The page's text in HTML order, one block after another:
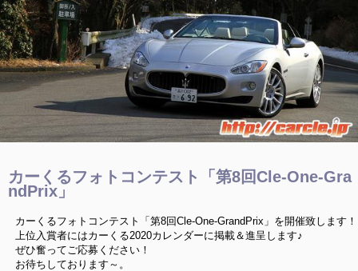
カーくるフォトコンテスト「第8回Cle-One-Gra
ndPrix」
カーくるフォトコンテスト「第8回Cle-One-GrandPrix」を開催致します！
上位入賞者にはカーくる2020カレンダーに掲載＆進呈します♪
ぜひ奮ってご応募ください！
お待ちしております～。